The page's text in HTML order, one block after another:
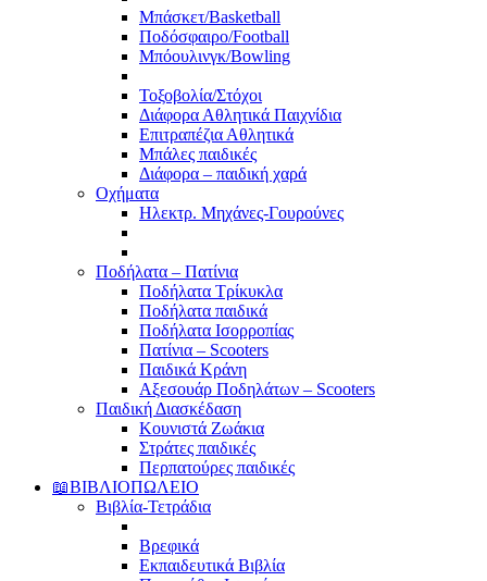
Μπάσκετ/Basketball
Ποδόσφαιρο/Football
Μπόουλινγκ/Bowling
Τοξοβολία/Στόχοι
Διάφορα Αθλητικά Παιχνίδια
Επιτραπέζια Αθλητικά
Μπάλες παιδικές
Διάφορα – παιδική χαρά
Οχήματα
Ηλεκτρ. Μηχάνες-Γουρούνες
Ποδήλατα – Πατίνια
Ποδήλατα Τρίκυκλα
Ποδήλατα παιδικά
Ποδήλατα Ισορροπίας
Πατίνια – Scooters
Παιδικά Κράνη
Αξεσουάρ Ποδηλάτων – Scooters
Παιδική Διασκέδαση
Κουνιστά Ζωάκια
Στράτες παιδικές
Περπατούρες παιδικές
📖ΒΙΒΛΙΟΠΩΛΕΙΟ
Βιβλία-Τετράδια
Βρεφικά
Εκπαιδευτικά Βιβλία